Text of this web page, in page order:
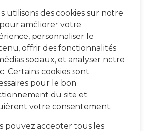
utilisons des cookies sur notre
améliorer votre
personnaliser le
offrir des fonctionnalités
sociaux, et analyser notre
Certains cookies sont
pour le bon
du site et
votre consentement.
pouvez accepter tous les